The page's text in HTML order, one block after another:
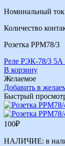
Номинальный ток
Количество
Розетка РРМ78/3
Реле РЭК-78/3
В корзину
Желаемое
Добавить в
Быстрый
100₽
НАЛИЧИЕ: в